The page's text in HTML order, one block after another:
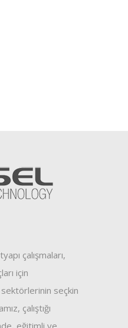
çalışmaları,
için
seçkin
çalıştığı
eğitimli ve